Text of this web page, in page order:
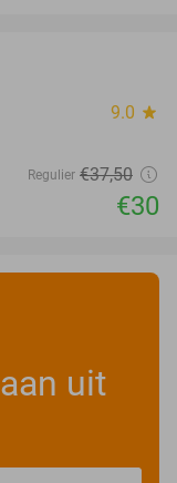
9.0 star
Regulier €37,50
€30
uit